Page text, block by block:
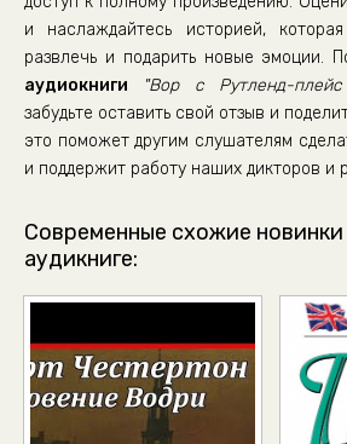
05_037
05_039
05_040
05_042
05_043
05_044
05_045
05_046
и наслаждайтесь историей,
развлечь и подарить новые эмоции.
аудиокниги
"Вор с Рутленд-
забудьте оставить свой отзыв и
это поможет другим слушателям
и поддержит работу наших дикторов и
Современные схожие новинки
аудикниге: